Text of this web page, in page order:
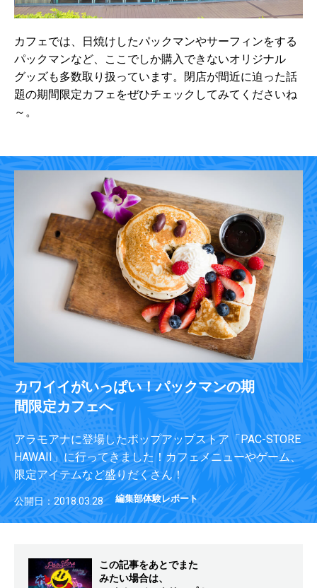
カフェでは、日焼けしたパックマンやサーフィンをする
パックマンなど、ここでしか購入できないオリジナル
グッズも多数取り扱っています。閉店が間近に迫った話
題の期間限定カフェをぜひチェックしてみてくださいね
～。
カワイイがいっぱい！パックマンの期
間限定カフェへ
アラモアナに登場したポップアップストア「PAC-STORE
HAWAII」に行ってきました！カフェメニューやゲーム、
限定アイテムなど盛りだくさん！
公開日：2018.03.28 編集部体験レポート
この記事をあとでまた
みたい場合は、